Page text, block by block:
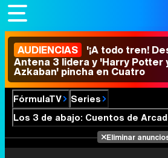
AUDIENCIAS '¡A todo tren!
Antena 3 lidera y 'Harry Potter
Azkaban' pincha en Cuatro
FórmulaTV
Series
Los 3 de abajo: Cuentos de
Eliminar